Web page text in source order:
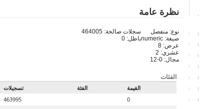
نظرة عامة
نوع: منفصل
صيغة: numeric
عرض: 8
عشري: 2
مجال: 0-12
سجلات صالحة: 464005
باطل: 0
الفئات
القيمة الفئة
تسجيلات
0
463995